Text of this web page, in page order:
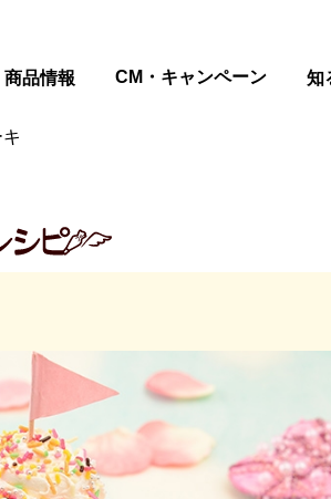
商品情報 CM・キャンペーン 知